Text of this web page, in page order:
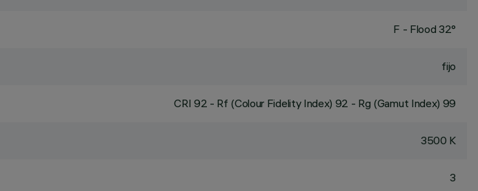
F - Flood 32°
fijo
CRI 92 - Rf (Colour Fidelity Index) 92 - Rg (Gamut Index) 99
3500 K
3